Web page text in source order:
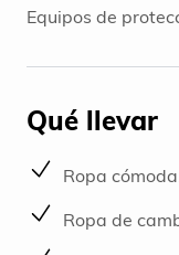
Equipos de
Qué llevar
Ropa cómoda.
Ropa de